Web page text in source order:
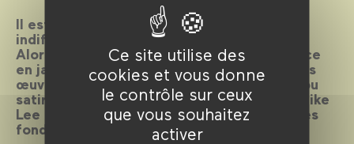
Ce site utilise des
cookies et vous donne
le contrôle sur ceux
que vous souhaitez
activer
Il est des cinéastes qui ne laissent pas
indifférents, et Oliver Stone en fait partie.
Alors qu’il nous fait l’honneur de sa présence
en janvier, son cinéma résonne avec d’autres
œuvres offrant une vision lyrique, critique ou
satirique des États-Unis. De John Ford à Spike
Lee ou à Michael Mann, explorons les mythes
fondateurs de l’imaginaire américain.